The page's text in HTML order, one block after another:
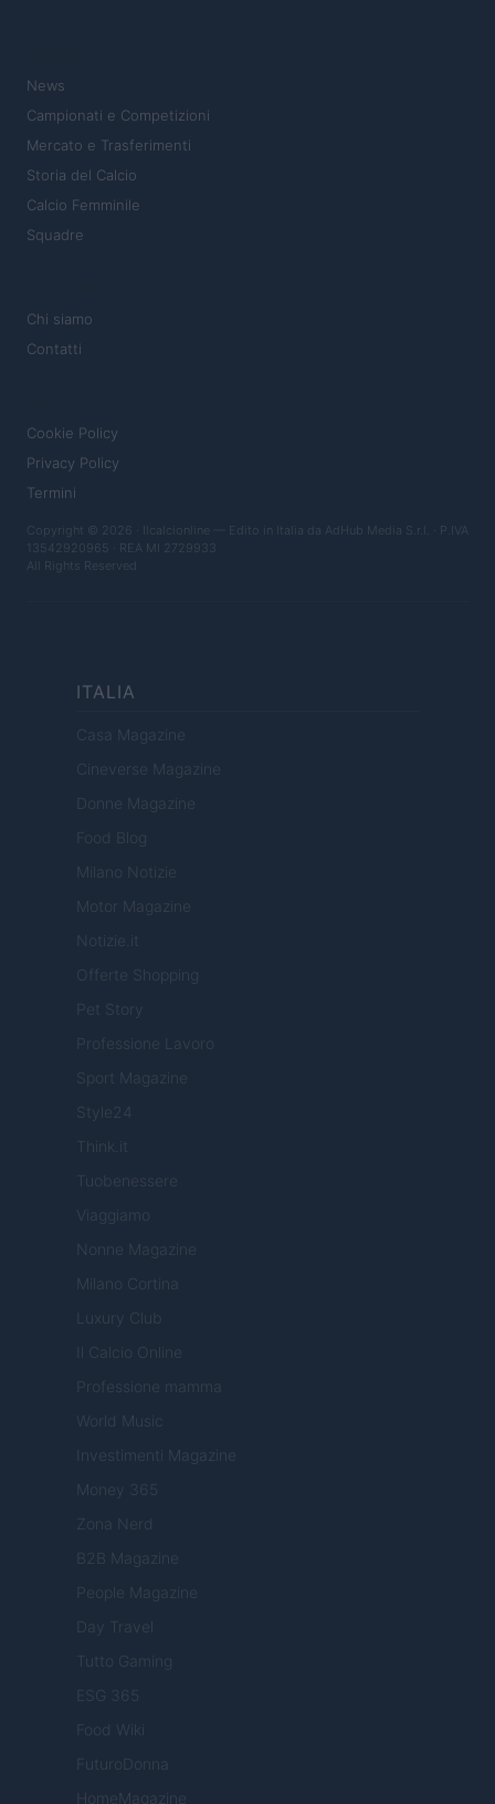
News
Campionati e Competizioni
Mercato e Trasferimenti
Storia del Calcio
Calcio Femminile
Squadre
Chi siamo
Contatti
Cookie Policy
Privacy Policy
Termini
Copyright © 2026 · Ilcalcionline — Edito in Italia da AdHub Media S.r.l. · P.IVA
13542920965 · REA MI 2729933
All Rights Reserved
ITALIA
Casa Magazine
Cineverse Magazine
Donne Magazine
Food Blog
Milano Notizie
Motor Magazine
Notizie.it
Offerte Shopping
Pet Story
Professione Lavoro
Sport Magazine
Style24
Think.it
Tuobenessere
Viaggiamo
Nonne Magazine
Milano Cortina
Luxury Club
Il Calcio Online
Professione mamma
World Music
Investimenti Magazine
Money 365
Zona Nerd
B2B Magazine
People Magazine
Day Travel
Tutto Gaming
ESG 365
Food Wiki
FuturoDonna
HomeMagazine